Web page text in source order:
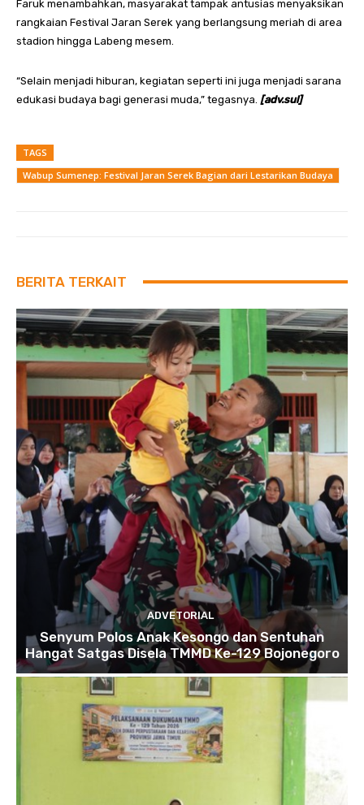
Faruk menambahkan, masyarakat tampak antusias menyaksikan
rangkaian Festival Jaran Serek yang berlangsung meriah di area
stadion hingga Labeng mesem.
“Selain menjadi hiburan, kegiatan seperti ini juga menjadi sarana
edukasi budaya bagi generasi muda,” tegasnya. [adv.sul]
TAGS
Wabup Sumenep: Festival Jaran Serek Bagian dari Lestarikan Budaya
BERITA TERKAIT
ADVETORIAL
Senyum Polos Anak Kesongo dan Sentuhan
Hangat Satgas Disela TMMD Ke-129 Bojonegoro